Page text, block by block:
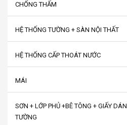
CHỐNG THẤM
HỆ THỐNG TƯỜNG + SÀN NỘI THẤT
HỆ THỐNG CẤP THOÁT NƯỚC
MÁI
SƠN + LỚP PHỦ +BÊ TÔNG + GIẤY DÁN
TƯỜNG